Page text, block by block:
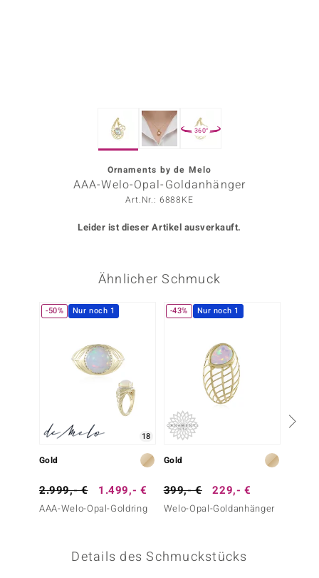
Collection
BY DE MELO
360°
Ornaments by de Melo
AAA-Welo-Opal-Goldanhänger
Art.Nr.: 6888KE
Leider ist dieser Artikel ausverkauft.
Ähnlicher Schmuck
-50% Nur noch 1
18
Gold
2.999,- € 1.499,- €
AAA-Welo-Opal-Goldring
-43% Nur noch 1
Gold
399,- € 229,- €
Welo-Opal-Goldanhänger
Details des Schmuckstücks